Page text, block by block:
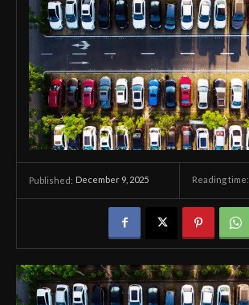
Published: December 9, 2025 Reading time: